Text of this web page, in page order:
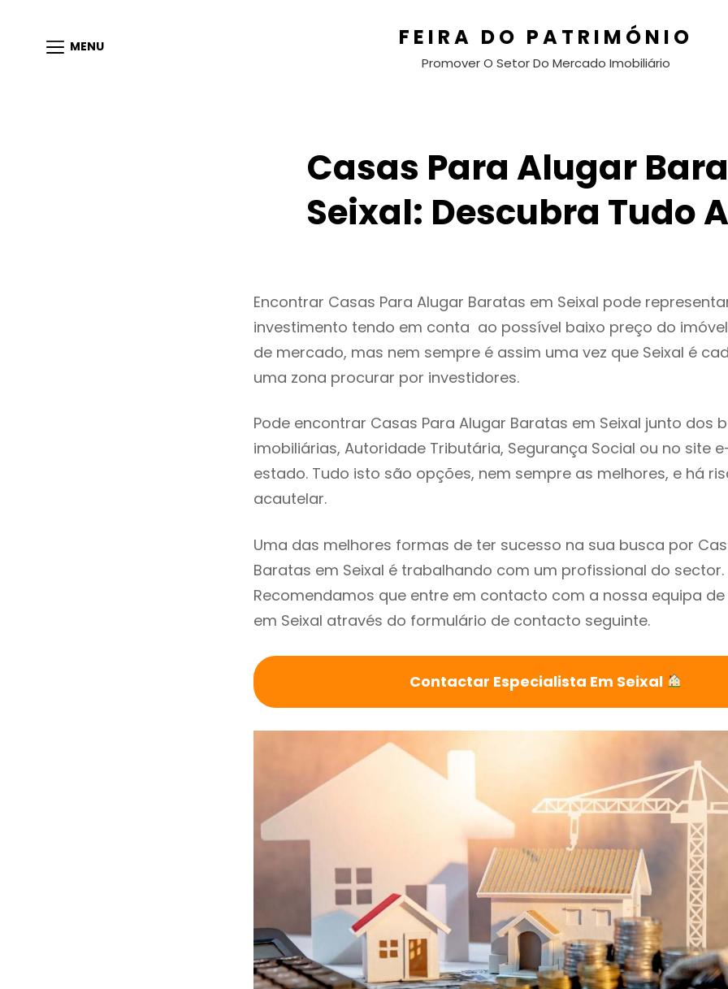
MENU FEIRA DO PATRIMÓNIO
Promover O Setor Do Mercado Imobiliário
Casas Para Alugar
Seixal: Descubra Tudo
Encontrar Casas Para Alugar Baratas em Seixal pode
investimento tendo em conta ao possível baixo preço do
de mercado, mas nem sempre é assim uma vez que Seixal é
uma zona procurar por investidores.
Pode encontrar Casas Para Alugar Baratas em Seixal junto dos
imobiliárias, Autoridade Tributária, Segurança Social ou no site
estado. Tudo isto são opções, nem sempre as melhores, e há
acautelar.
Uma das melhores formas de ter sucesso na sua busca por
Baratas em Seixal é trabalhando com um profissional do sector.
Recomendamos que entre em contacto com a nossa equipa
em Seixal através do formulário de contacto seguinte.
Contactar Especialista Em Seixal